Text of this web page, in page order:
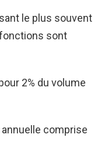
le plus souvent
sont
2% du volume
comprise